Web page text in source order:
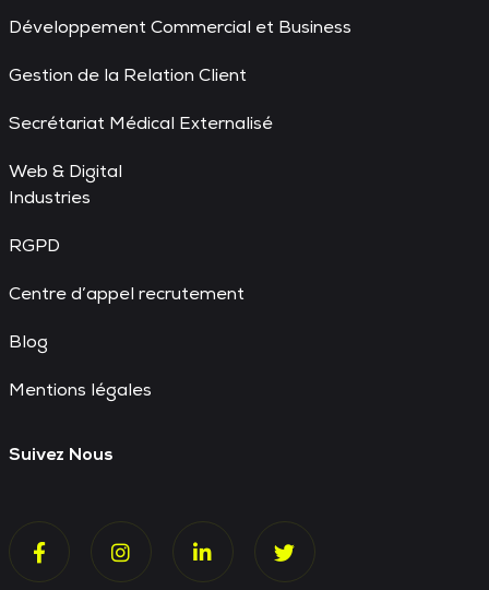
Développement Commercial et Business
Gestion de la Relation Client
Secrétariat Médical Externalisé
Web & Digital
Industries
RGPD
Centre d’appel recrutement
Blog
Mentions légales
Suivez Nous